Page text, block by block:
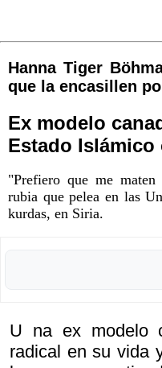
Hanna Tiger
que la encasillen
Ex modelo
Estado
"Prefiero que me
rubia que pelea en las
kurdas, en Siria.
U na ex modelo
radical en su vida